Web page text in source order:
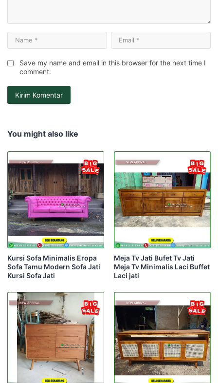
Save my name and email in this browser for the next time I
comment.
You might also like
Kursi Sofa Minimalis Eropa
Sofa Tamu Modern Sofa Jati
Kursi Sofa Jati
Meja Tv Jati Bufet Tv Jati
Meja Tv Minimalis Laci Buffet
Laci jati